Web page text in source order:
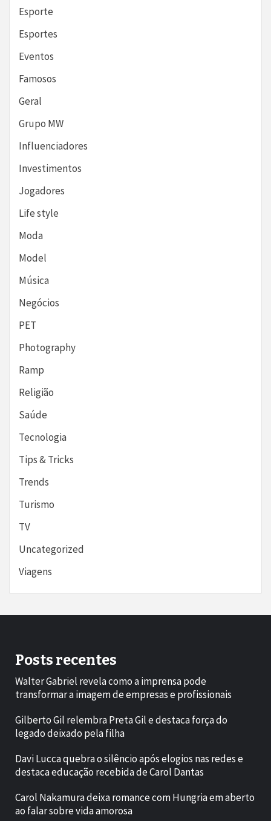
Esporte
Esportes
Eventos
Famosos
Geral
Grupo MW
Influenciadores
Investimentos
Jogadores
Life style
Moda
Model
Música
Negócios
PET
Photography
Ramp
Religião
Saúde
Tecnologia
Tips & Tricks
Trends
Turismo
TV
Uncategorized
Viagens
Posts recentes
Walter Gabriel revela como a imprensa pode
transformar a imagem de empresas e profissionais
Gilberto Gil relembra Preta Gil e destaca força do
legado deixado pela filha
Davi Lucca quebra o silêncio após elogios nas redes e
destaca educação recebida de Carol Dantas
Carol Nakamura deixa romance com Hungria em aberto
ao falar sobre vida amorosa